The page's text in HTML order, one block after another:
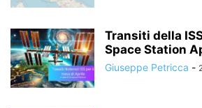
Transiti della
Space Station
Giuseppe Petricca -